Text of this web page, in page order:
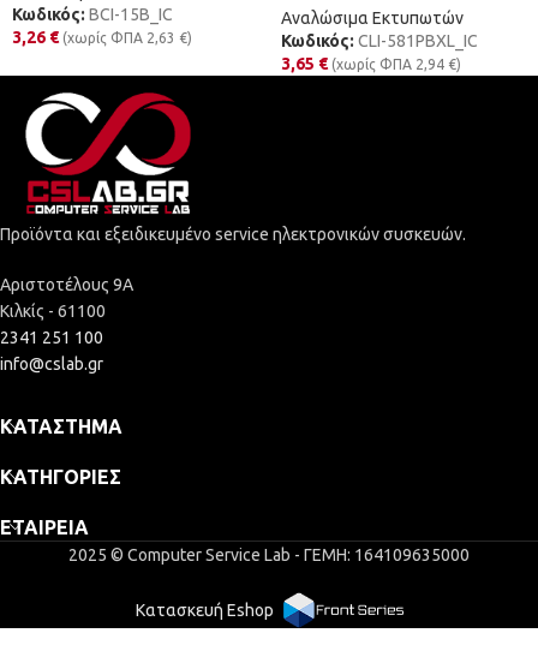
Κωδικός: BCI-15B_IC
3,26 € (χωρίς ΦΠΑ 2,63 €)
Αναλώσιμα Εκτυπωτών
Κωδικός: CLI-581PBXL_IC
3,65 € (χωρίς ΦΠΑ 2,94 €)
Προϊόντα και εξειδικευμένο service ηλεκτρονικών συσκευών.
Αριστοτέλους 9Α
Κιλκίς - 61100
2341 251 100
info@cslab.gr
ΚΑΤΆΣΤΗΜΑ
ΚΑΤΗΓΟΡΊΕΣ
ΕΤΑΙΡΕΊΑ
2025 © Computer Service Lab - ΓΕΜΗ: 164109635000
Κατασκευή Eshop